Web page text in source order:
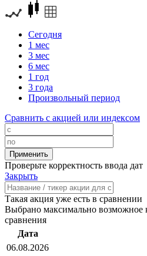
Сегодня
1 мес
3 мес
6 мес
1 год
3 года
Произвольный период
Сравнить с акцией или индексом
Проверьте корректность ввода дат
Закрыть
Такая акция уже есть в сравнении
Выбрано максимально возможное
сравнения
Дата
06.08.2026